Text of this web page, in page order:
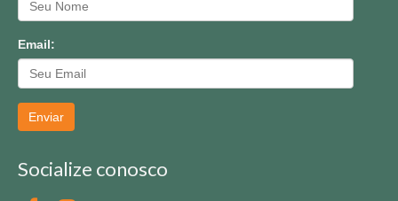
Email:
Enviar
Socialize conosco